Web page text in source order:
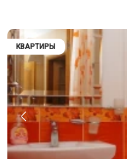
КВАРТИРЫ